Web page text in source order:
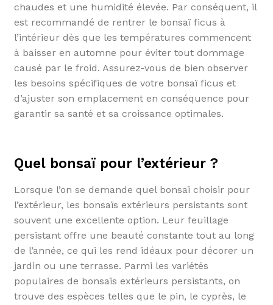
chaudes et une humidité élevée. Par conséquent, il
est recommandé de rentrer le bonsaï ficus à
l’intérieur dès que les températures commencent
à baisser en automne pour éviter tout dommage
causé par le froid. Assurez-vous de bien observer
les besoins spécifiques de votre bonsaï ficus et
d’ajuster son emplacement en conséquence pour
garantir sa santé et sa croissance optimales.
Quel bonsaï pour l’extérieur ?
Lorsque l’on se demande quel bonsaï choisir pour
l’extérieur, les bonsaïs extérieurs persistants sont
souvent une excellente option. Leur feuillage
persistant offre une beauté constante tout au long
de l’année, ce qui les rend idéaux pour décorer un
jardin ou une terrasse. Parmi les variétés
populaires de bonsaïs extérieurs persistants, on
trouve des espèces telles que le pin, le cyprès, le